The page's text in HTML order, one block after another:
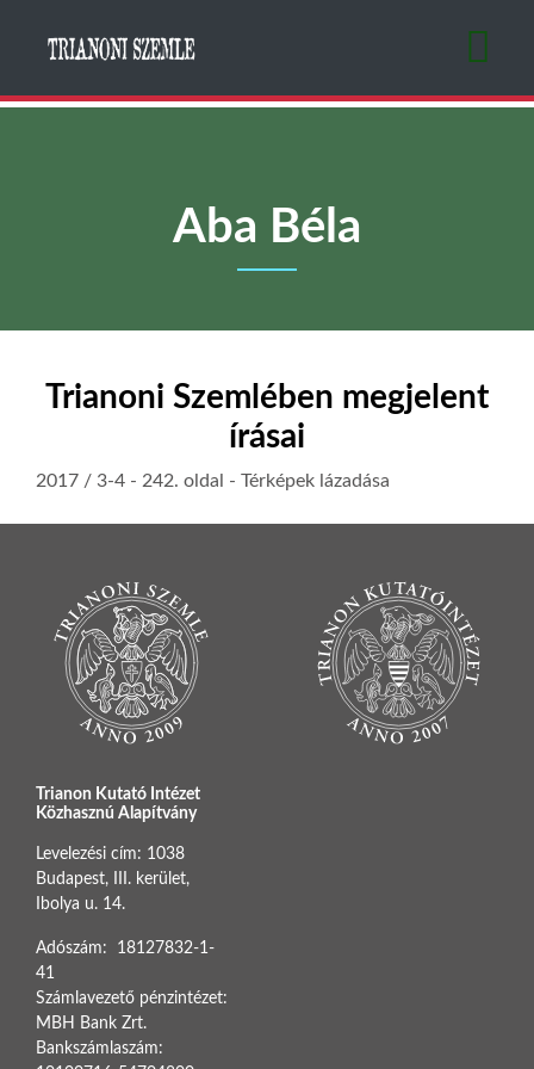
Aba Béla
Trianoni Szemlében megjelent
írásai
2017 / 3-4 - 242. oldal - Térképek lázadása
Trianon Kutató Intézet
Közhasznú Alapítvány
Levelezési cím: 1038
Budapest, III. kerület,
Ibolya u. 14.
Adószám: 18127832-1-
41
Számlavezető pénzintézet:
MBH Bank Zrt.
Bankszámlaszám: